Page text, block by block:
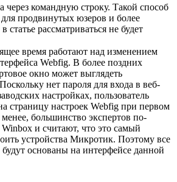
через командную строку. Такой способ
продвинутых юзеров и более
статье рассматриваться не будет
время работают над изменением
Webfig. В более поздних
окно может выглядеть
нет пароля для входа в веб-
настройках, пользователь
страницу настроек Webfig при первом
большинство экспертов по-
и считают, что это самый
устройства Микротик. Поэтому все
основаны на интерфейсе данной